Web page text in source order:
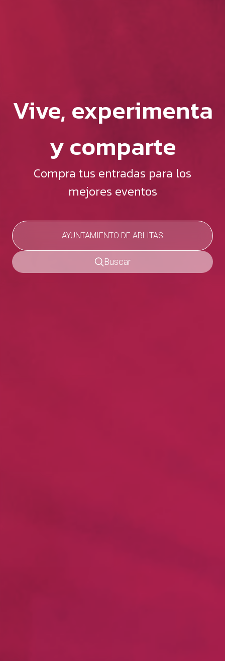
Vive, experimenta
y comparte
Compra tus entradas para los
mejores eventos
Buscar